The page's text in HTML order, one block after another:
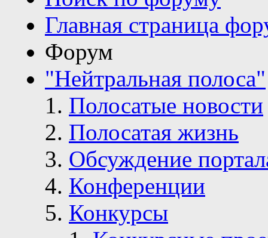
Главная страница
Форум
"Нейтральная полоса"
Полосатые новости
Полосатая жизнь
Обсуждение
Конференции
Конкурсы